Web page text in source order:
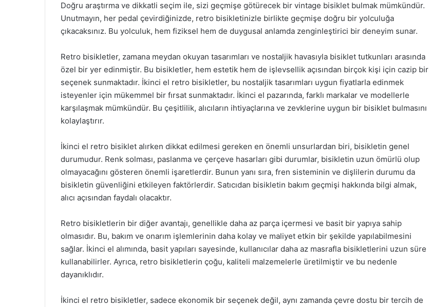
Doğru araştırma ve dikkatli seçim ile, sizi geçmişe götürecek bir vintage bisiklet bulmak mümkündür.
Unutmayın, her pedal çevirdiğinizde, retro bisikletinizle birlikte geçmişe doğru bir yolculuğa
çıkacaksınız. Bu yolculuk, hem fiziksel hem de duygusal anlamda zenginleştirici bir deneyim sunar.
Retro bisikletler, zamana meydan okuyan tasarımları ve nostaljik havasıyla bisiklet tutkunları arasında
özel bir yer edinmiştir. Bu bisikletler, hem estetik hem de işlevsellik açısından birçok kişi için cazip bir
seçenek sunmaktadır. İkinci el retro bisikletler, bu nostaljik tasarımları uygun fiyatlarla edinmek
isteyenler için mükemmel bir fırsat sunmaktadır. İkinci el pazarında, farklı markalar ve modellerle
karşılaşmak mümkündür. Bu çeşitlilik, alıcıların ihtiyaçlarına ve zevklerine uygun bir bisiklet bulmasını
kolaylaştırır.
İkinci el retro bisiklet alırken dikkat edilmesi gereken en önemli unsurlardan biri, bisikletin genel
durumudur. Renk solması, paslanma ve çerçeve hasarları gibi durumlar, bisikletin uzun ömürlü olup
olmayacağını gösteren önemli işaretlerdir. Bunun yanı sıra, fren sisteminin ve dişlilerin durumu da
bisikletin güvenliğini etkileyen faktörlerdir. Satıcıdan bisikletin bakım geçmişi hakkında bilgi almak,
alıcı açısından faydalı olacaktır.
Retro bisikletlerin bir diğer avantajı, genellikle daha az parça içermesi ve basit bir yapıya sahip
olmasıdır. Bu, bakım ve onarım işlemlerinin daha kolay ve maliyet etkin bir şekilde yapılabilmesini
sağlar. İkinci el alımında, basit yapıları sayesinde, kullanıcılar daha az masrafla bisikletlerini uzun süre
kullanabilirler. Ayrıca, retro bisikletlerin çoğu, kaliteli malzemelerle üretilmiştir ve bu nedenle
dayanıklıdır.
İkinci el retro bisikletler, sadece ekonomik bir seçenek değil, aynı zamanda çevre dostu bir tercih de